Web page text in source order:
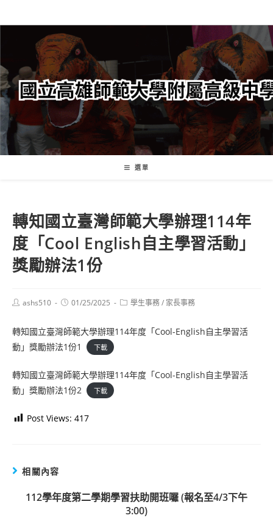
轉
要
內
容
選單
轉知國立臺灣師範大學辦理114年
度「Cool English自主學習活動」
獎勵辦法1份
Postashs510
Post01/25/2025
Post學生事務/ 家長事務
轉知國立臺灣師範大學辦理114年度「Cool-English自主學習活
動」獎勵辦法1份1
下載
轉知國立臺灣師範大學辦理114年度「Cool-English自主學習活
動」獎勵辦法1份2
下載
Post Views: 417
相關內容
112學年度第二學期學習扶助開班囉 (報名至4/3下午
3:00)